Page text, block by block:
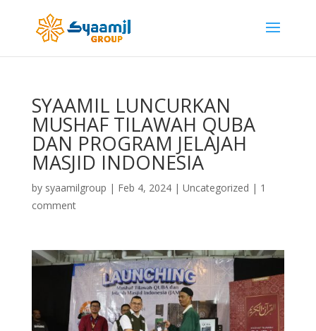
SYAAMIL LUNCURKAN
MUSHAF TILAWAH QUBA
DAN PROGRAM JELAJAH
MASJID INDONESIA
by syaamilgroup | Feb 4, 2024| Uncategorized | 1
comment